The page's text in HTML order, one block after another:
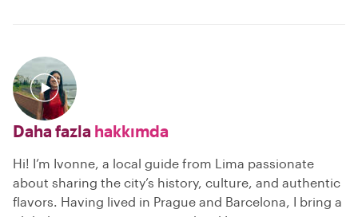
Daha fazla hakkımda
Hi! I’m Ivonne, a local guide from Lima passionate
about sharing the city’s history, culture, and authentic
flavors. Having lived in Prague and Barcelona, I bring a